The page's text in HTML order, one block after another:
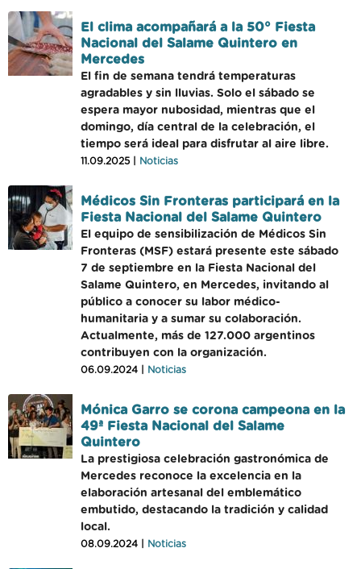
El clima acompañará a la 50° Fiesta
Nacional del Salame Quintero en
Mercedes
El fin de semana tendrá temperaturas
agradables y sin lluvias. Solo el sábado se
espera mayor nubosidad, mientras que el
domingo, día central de la celebración, el
tiempo será ideal para disfrutar al aire libre.
11.09.2025 | Noticias
Médicos Sin Fronteras participará en la
Fiesta Nacional del Salame Quintero
El equipo de sensibilización de Médicos Sin
Fronteras (MSF) estará presente este sábado
7 de septiembre en la Fiesta Nacional del
Salame Quintero, en Mercedes, invitando al
público a conocer su labor médico-
humanitaria y a sumar su colaboración.
Actualmente, más de 127.000 argentinos
contribuyen con la organización.
06.09.2024 | Noticias
Mónica Garro se corona campeona en la
49ª Fiesta Nacional del Salame
Quintero
La prestigiosa celebración gastronómica de
Mercedes reconoce la excelencia en la
elaboración artesanal del emblemático
embutido, destacando la tradición y calidad
local.
08.09.2024 | Noticias